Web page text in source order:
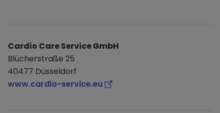
Cardio Care Service GmbH
Blücherstraße 25
40477 Düsseldorf
www.cardio-service.eu